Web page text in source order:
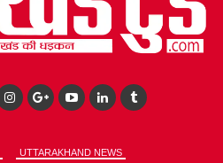
UTTARAKHAND NEWS